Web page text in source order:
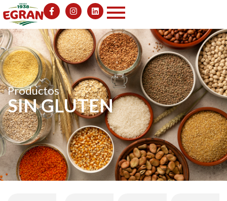
Productos
SIN GLUTEN